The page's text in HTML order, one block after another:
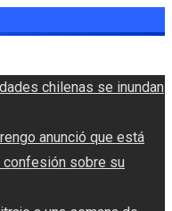
chilenas se inundan
anunció que está
confesión sobre su